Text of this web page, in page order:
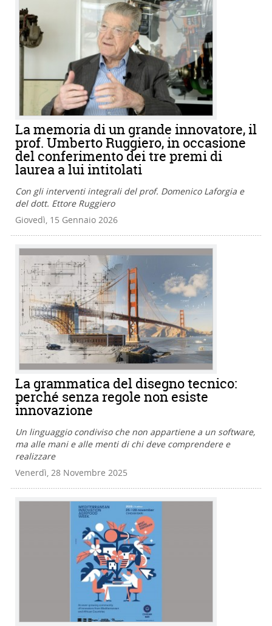
La memoria di un grande innovatore, il
prof. Umberto Ruggiero, in occasione
del conferimento dei tre premi di
laurea a lui intitolati
Con gli interventi integrali del prof. Domenico Laforgia e
del dott. Ettore Ruggiero
Giovedì, 15 Gennaio 2026
La grammatica del disegno tecnico:
perché senza regole non esiste
innovazione
Un linguaggio condiviso che non appartiene a un software,
ma alle mani e alle menti di chi deve comprendere e
realizzare
Venerdì, 28 Novembre 2025